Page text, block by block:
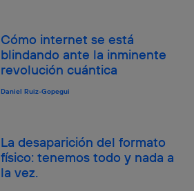
Cómo internet se está
blindando ante la inminente
revolución cuántica
Daniel Ruiz-Gopegui
La desaparición del formato
físico: tenemos todo y nada a
la vez.